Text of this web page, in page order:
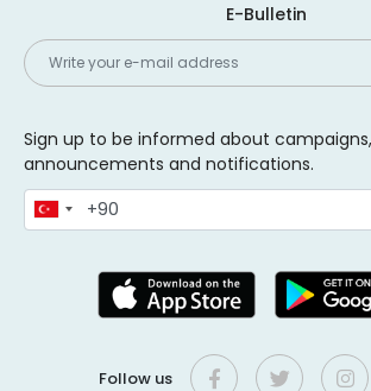
E-Bulletin
Sign up to be informed about campaigns,
announcements and notifications.
Follow us